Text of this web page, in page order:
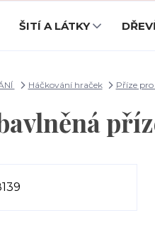
ŠITÍ A LÁTKY
Háčkování hraček Příze